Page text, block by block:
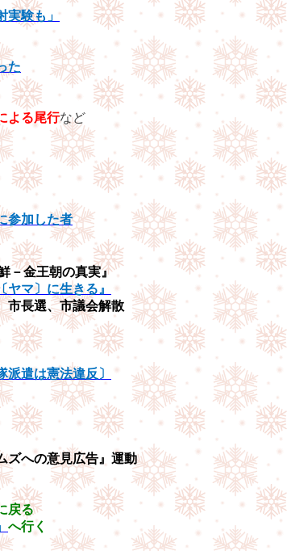
実験も」
た
よる尾行など
参加した者
－金王朝の真実』
マ〕に生きる』
市長選、市議会解散
遣は憲法違反〕
ズへの意見広告』運動
戻る
へ行く